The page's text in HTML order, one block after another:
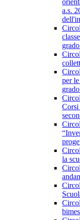
a.s.
grado
per
Corsi
la